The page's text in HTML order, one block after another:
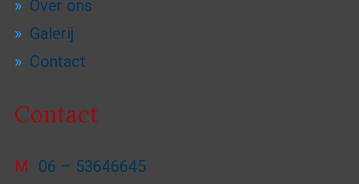
Over ons
Galerij
Contact
Contact
M
06 – 53646645